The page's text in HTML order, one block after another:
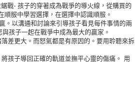
戰- 孩子的穿著成為戰爭的導火線，從購買的
服中學習選擇，在選擇中認識順服。
。以溝通和討論來引導孩子看見每件事情的兩
孩子一起在戰爭中成為最大的贏家。
差更大。而怒氣都是有原因的。要用聆聽來拆
孩子導回正確的軌道並撫平心靈的傷痛。 用